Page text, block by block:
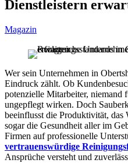
Dienstleistern
Magazin
Wer sein Unternehmen in
Eindruck zählt. Ob
potenzielle Mitarbeiter, niemand
ungepflegt wirken. Doch
beeinflusst die Produktivität,
sogar die Gesundheit aller im
Firmen auf professionelle
vertrauenswürdige
Ansprüche versteht und